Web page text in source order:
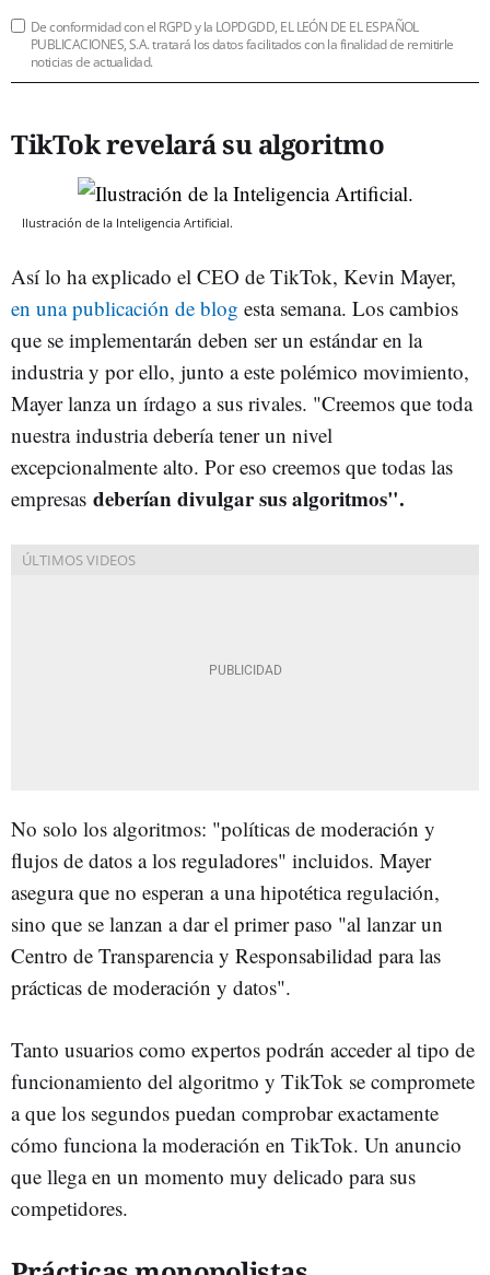
De conformidad con el RGPD y la LOPDGDD, EL LEÓN DE EL ESPAÑOL
PUBLICACIONES, S.A. tratará los datos facilitados con la finalidad de remitirle
noticias de actualidad.
TikTok revelará su algoritmo
Ilustración de la Inteligencia Artificial.
Así lo ha explicado el CEO de TikTok, Kevin Mayer,
en una publicación de blog esta semana. Los cambios
que se implementarán deben ser un estándar en la
industria y por ello, junto a este polémico movimiento,
Mayer lanza un írdago a sus rivales. "Creemos que toda
nuestra industria debería tener un nivel
excepcionalmente alto. Por eso creemos que todas las
empresas deberían divulgar sus algoritmos".
No solo los algoritmos: "políticas de moderación y
flujos de datos a los reguladores" incluidos. Mayer
asegura que no esperan a una hipotética regulación,
sino que se lanzan a dar el primer paso "al lanzar un
Centro de Transparencia y Responsabilidad para las
prácticas de moderación y datos".
Tanto usuarios como expertos podrán acceder al tipo de
funcionamiento del algoritmo y TikTok se compromete
a que los segundos puedan comprobar exactamente
cómo funciona la moderación en TikTok. Un anuncio
que llega en un momento muy delicado para sus
competidores.